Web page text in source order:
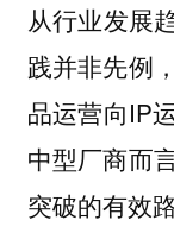
从行业发展
践并非先例
品运营向IP
中型厂商而
突破的有效路